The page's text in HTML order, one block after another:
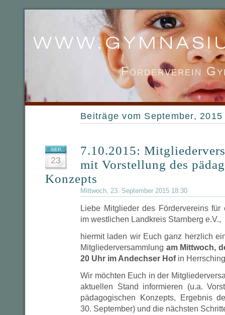
Förderverein
Beiträge vom September, 2015
SEP.
23
7.10.2015:
mit Vorstellung des
Konzepts
Mittwoch, 23. September 2015 18:30
Liebe Mitglieder des Fördervereins für
im westlichen Landkreis Starnberg e.V.,
hiermit laden wir Euch ganz herzlich
Mitgliederversammlung am Mittwoch,
20 Uhr im Andechser Hof in
Wir möchten Euch in der
aktuellen Stand informieren (u.a.
pädagogischen Konzepts, Ergebnis
30. September) und die nächsten